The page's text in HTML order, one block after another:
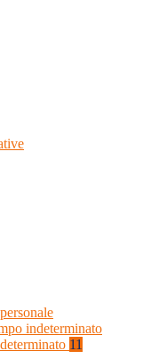
indeterminato
11